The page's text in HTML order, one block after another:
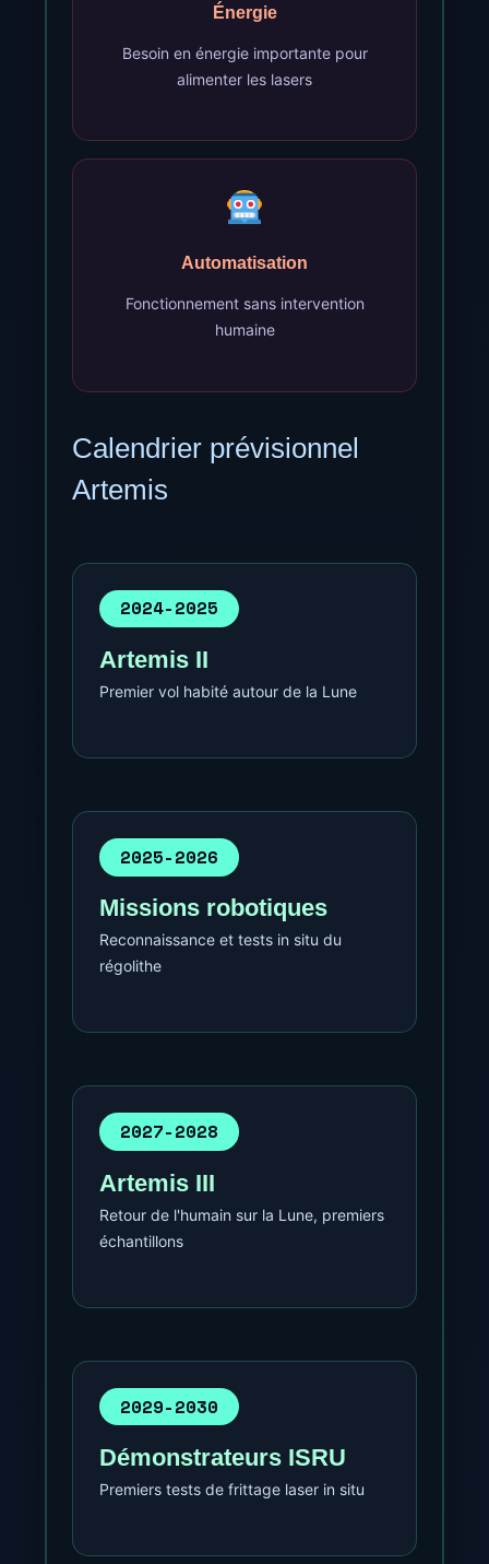
Énergie
Besoin en énergie importante pour
alimenter les lasers
Automatisation
Fonctionnement sans intervention
humaine
Calendrier prévisionnel
Artemis
2024-2025
Artemis II
Premier vol habité autour de la Lune
2025-2026
Missions robotiques
Reconnaissance et tests in situ du
régolithe
2027-2028
Artemis III
Retour de l'humain sur la Lune, premiers
échantillons
2029-2030
Démonstrateurs ISRU
Premiers tests de frittage laser in situ